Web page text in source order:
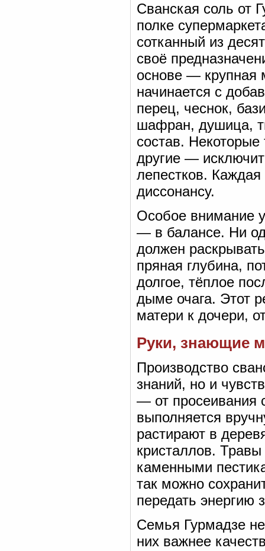
Сванская соль от
полке
сотканный из
своё
основе — крупная
начинается с
перец, чеснок,
шафран, душица,
состав.
другие —
лепестков.
диссонансу.
Особое внимание
— в балансе. Ни
должен
пряная глубина,
долгое, тёплое
дыме очага. Этот
матери к дочери,
Руки, знающие
Производство
знаний, но и
— от просеивания
выполняется
растирают в
кристаллов.
каменными
так можно
передать энергию
Семья Гурмадзе
них важнее